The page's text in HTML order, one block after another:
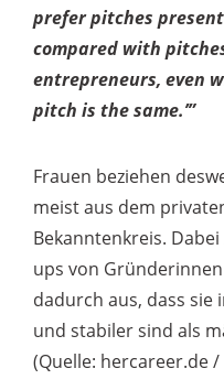
prefer pitches
compared with
entrepreneurs, even
pitch is the same.’”
Frauen beziehen
meist aus dem
Bekanntenkreis.
ups von
dadurch aus, dass
und stabiler sind als
(Quelle: hercareer.de